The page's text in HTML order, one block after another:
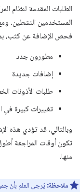
الطلبات المقدمة لنظام
المستخدمين النشطين.
فحص الإضافة عن كثب،
مطورون جدد
إضافات جديدة
طلبات الأذونات
تغييرات كبيرة في
وبالتالي، قد تؤدي هذه
تكون أوقات المراجعة
منها.
ملاحظة: يُرجى العلم بأنّ